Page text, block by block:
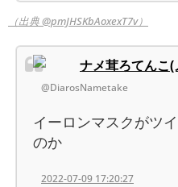
（出典 @pmJHSKbAoxexT7v）
ナメ茸ろてんこ(
@DiarosNametake
イーロンマスクがツ
のか
2022-07-09 17:20:27